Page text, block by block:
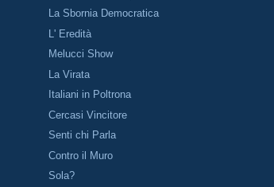
La Sbornia Democratica
L' Eredità
Melucci Show
La Virata
Italiani in Poltrona
Cercasi Vincitore
Senti chi Parla
Contro il Muro
Sola?